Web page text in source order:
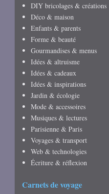
DIY bricolages & créations
Déco & maison
Enfants & parents
Forme & beauté
Gourmandises & menus
Idées & altruisme
Idées & cadeaux
Idées & inspirations
Jardin & écologie
Mode & accessoires
Musiques & lectures
Parisienne & Paris
Voyages & transport
Web & technologies
Écriture & réflexion
Carnets de voyage